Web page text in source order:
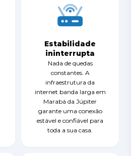
Estabilidade
ininterrupta
Nada de quedas
constantes. A
infraestrutura da
internet banda larga em
Marabá da Júpiter
garante uma conexão
estável e confiável para
toda a sua casa.